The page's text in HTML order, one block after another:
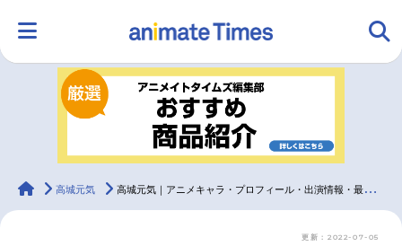
ランキング アニメ
ラジオ グッズ
animateTimes
高城元気 高城元気｜アニメキャラ・プロフィール・出演情報・最新情報まとめ
更新：2022-07-05